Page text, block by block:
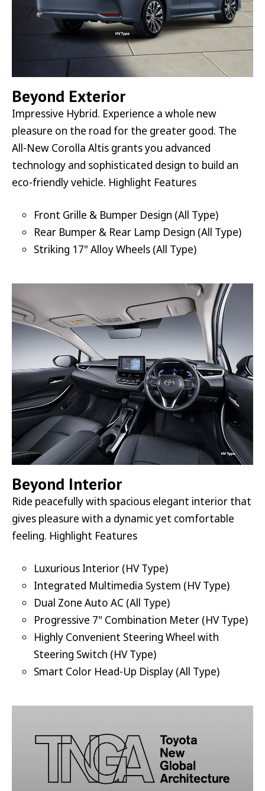
Beyond Exterior
Impressive Hybrid. Experience a whole new
pleasure on the road for the greater good. The
All-New Corolla Altis grants you advanced
technology and sophisticated design to build an
eco-friendly vehicle. Highlight Features
Front Grille & Bumper Design (All Type)
Rear Bumper & Rear Lamp Design (All Type)
Striking 17" Alloy Wheels (All Type)
Beyond Interior
Ride peacefully with spacious elegant interior that
gives pleasure with a dynamic yet comfortable
feeling. Highlight Features
Luxurious Interior (HV Type)
Integrated Multimedia System (HV Type)
Dual Zone Auto AC (All Type)
Progressive 7" Combination Meter (HV Type)
Highly Convenient Steering Wheel with
Steering Switch (HV Type)
Smart Color Head-Up Display (All Type)